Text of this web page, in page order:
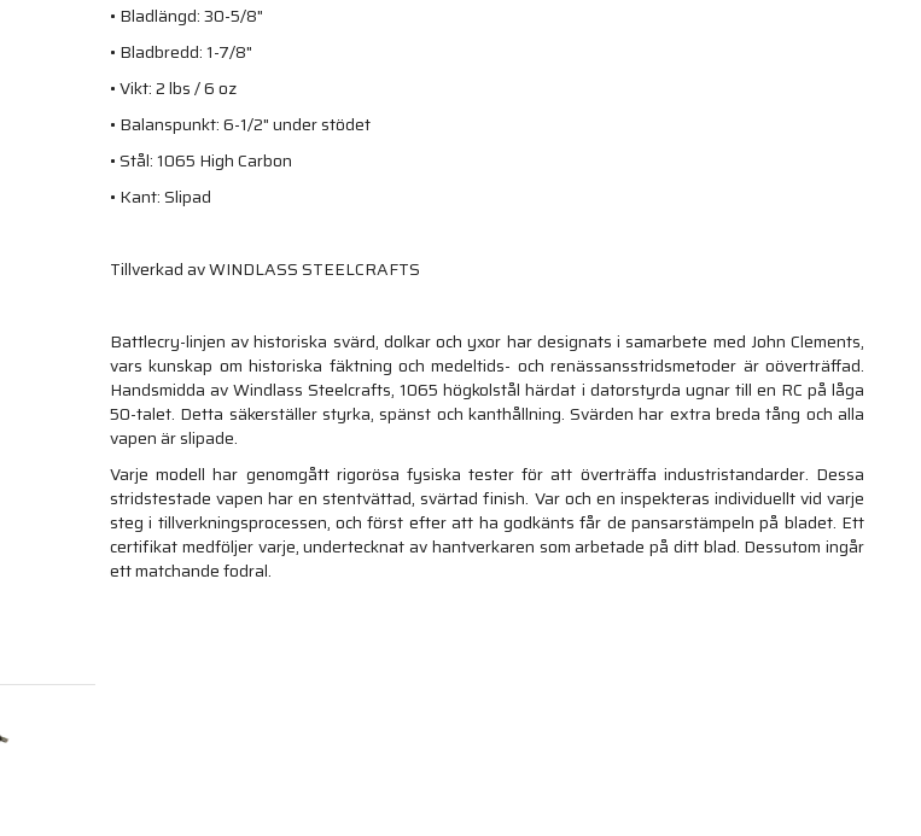
• Bladlängd: 30-5/8"
• Bladbredd: 1-7/8"
• Vikt: 2 lbs / 6 oz
• Balanspunkt: 6-1/2" under stödet
• Stål: 1065 High Carbon
• Kant: Slipad
Tillverkad av WINDLASS STEELCRAFTS
Battlecry-linjen av historiska svärd, dolkar och yxor har designats i samarbete med John Clements,
vars kunskap om historiska fäktning och medeltids- och renässansstridsmetoder är oöverträffad.
Handsmidda av Windlass Steelcrafts, 1065 högkolstål härdat i datorstyrda ugnar till en RC på låga
50-talet. Detta säkerställer styrka, spänst och kanthållning. Svärden har extra breda tång och alla
vapen är slipade.
Varje modell har genomgått rigorösa fysiska tester för att överträffa industristandarder. Dessa
stridstestade vapen har en stentvättad, svärtad finish. Var och en inspekteras individuellt vid varje
steg i tillverkningsprocessen, och först efter att ha godkänts får de pansarstämpeln på bladet. Ett
certifikat medföljer varje, undertecknat av hantverkaren som arbetade på ditt blad. Dessutom ingår
ett matchande fodral.